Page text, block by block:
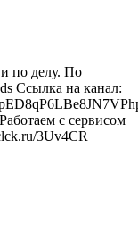
по делу. По
Ссылка на канал:
с сервисом
3Uv4CR